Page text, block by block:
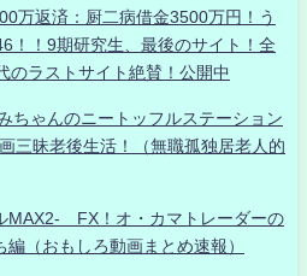
万返済：厨二病借金3500万円！う
！！9期研究生、最後のサイト！全
のラストサイト絶賛！公開中
ちゃんのニートッフルステーション
三昧老後生活！（無職孤独居老人的
MAX2- FX！オ・カマトレーダーの
（おもしろ動画まとめ速報）